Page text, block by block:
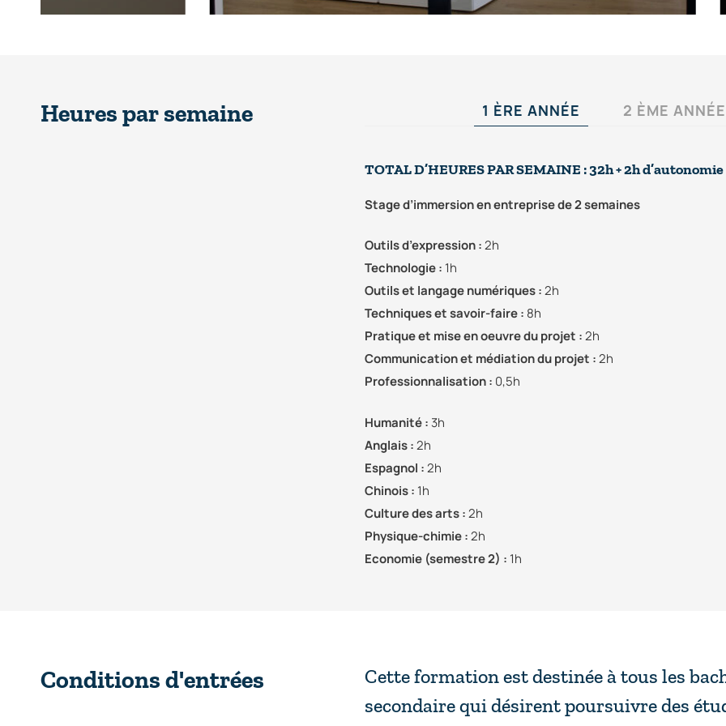
Heures par semaine 1 ÈRE ANNÉE 2 ÈME ANNÉE
TOTAL D’HEURES PAR SEMAINE : 32h + 2h d’autonomie
Stage d’immersion en entreprise de 2 semaines
Outils d’expression :2h
Technologie : 1h
Outils et langage numériques :2h
Techniques et savoir-faire : 8h
Pratique et mise en oeuvre du projet :2h
Communication et médiation du projet :2h
Professionnalisation : 0,5h
Humanité : 3h
Anglais :2h
Espagnol :2h
Chinois : 1h
Culture des arts :2h
Physique-chimie :2h
Economie (semestre 2) : 1h
Conditions d'entrées
Cette formation est destinée à tous les
secondaire qui désirent poursuivre des